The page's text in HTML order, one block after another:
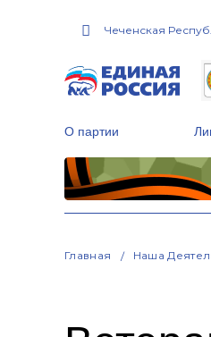
Чеченская
О партии
Главная Наша